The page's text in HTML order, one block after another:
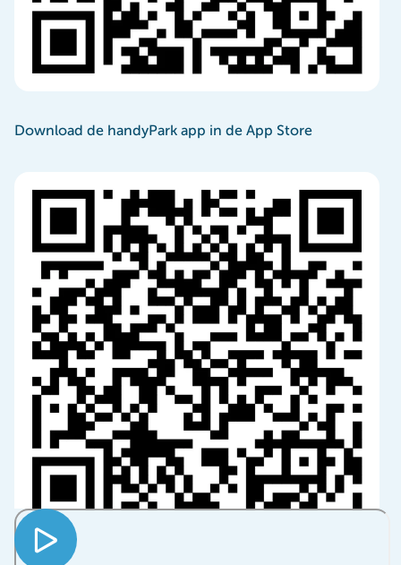
Download de handyPark app in de App Store